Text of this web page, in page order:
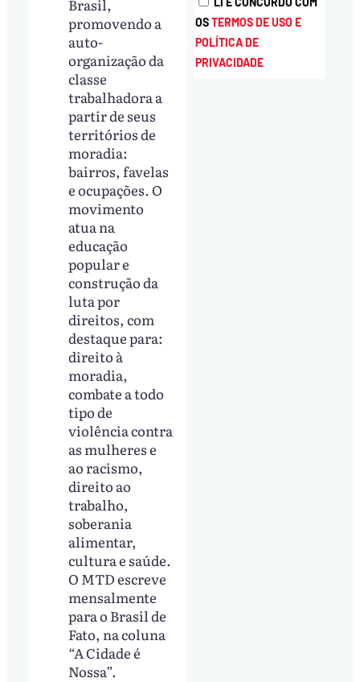
Brasil,
promovendo a
auto-
organização da
classe
trabalhadora a
partir de seus
territórios de
moradia:
bairros, favelas
e ocupações. O
movimento
atua na
educação
popular e
construção da
luta por
direitos, com
destaque para:
direito à
moradia,
combate a todo
tipo de
violência contra
as mulheres e
ao racismo,
direito ao
trabalho,
soberania
alimentar,
cultura e saúde.
O MTD escreve
mensalmente
para o Brasil de
Fato, na coluna
“A Cidade é
Nossa”.
OSTERMOS DE USO E
POLÍTICA DE
PRIVACIDADE